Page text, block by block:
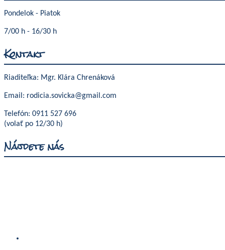
Pondelok - Piatok
7/00 h - 16/30 h
Kontakt
Riaditeľka: Mgr. Klára Chrenáková
Email: rodicia.sovicka@gmail.com
Telefón: 0911 527 696
(volať po 12/30 h)
Nájdete nás